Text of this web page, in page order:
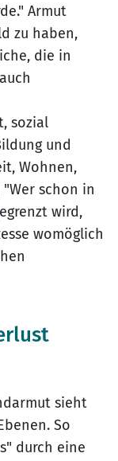
Armut
zu haben,
die in
sozial
und
Wohnen,
schon in
wird,
womöglich
sieht
So
durch eine